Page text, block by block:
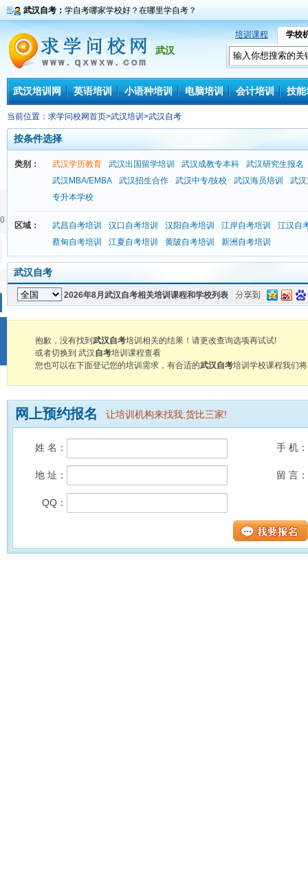
武汉自考： 学自考哪家学校好？在哪里学自考？
武汉
培训课程 学校
武汉培训网 英语培训 小语种培训 电脑培训 会计培训 技能
当前位置： 求学问校网首页>武汉培训 >武汉自考
按条件选择
类别： 武汉学历教育 武汉出国留学培训 武汉成教专本科
武汉研究生报名
武汉MBA/EMBA
武汉招生合作 武汉中专/技校 武汉海员培训
武
专升本学校
区域： 武昌自考培训 汉口自考培训 汉阳自考培训 江岸自考培训
江汉自
蔡甸自考培训
江夏自考培训 黄陂自考培训 新洲自考培训
武汉自考
2026年8月武汉自考相关培训课程和学校列表
抱歉，没有找到 武汉自考培训相关的结果！请更改查询选项再试试!
或者切换到 武汉自考培训课程查看
您也可以在下面登记您的培训需求，有合适的武汉自考培训学校课程我们
网上预约报名 让培训机构来找我,货比三家!
姓 名： 手 机：
地 址： 留 言：
QQ：